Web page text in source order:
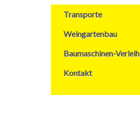
Transporte
Weingartenbau
Baumaschinen-Verleih
Kontakt